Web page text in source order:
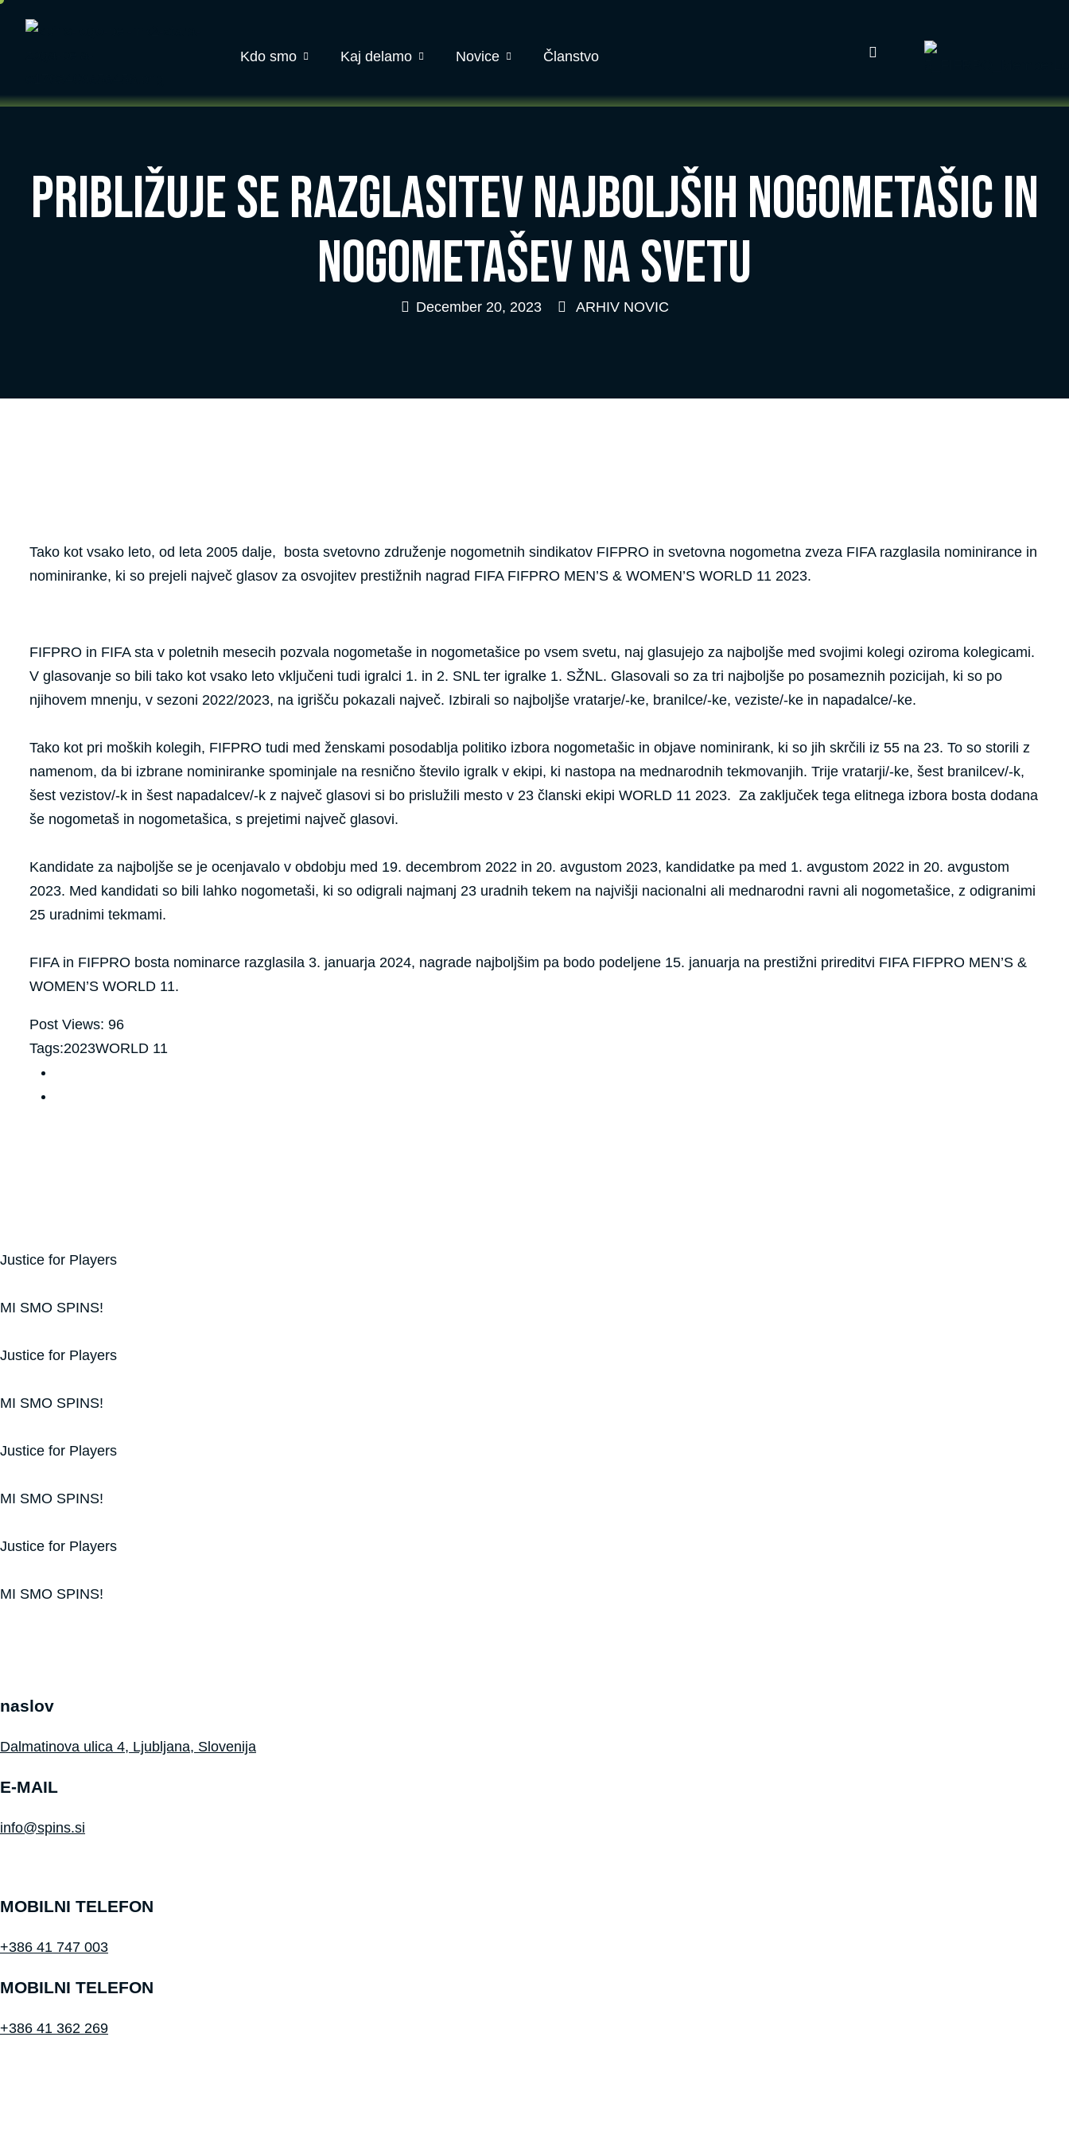
Kdo smo Kaj delamo Novice Članstvo
Približuje se razglasitev najboljših nogometašic in
nogometašev na svetu
December 20, 2023 ARHIV NOVIC
Tako kot vsako leto, od leta 2005 dalje, bosta svetovno združenje nogometnih sindikatov FIFPRO in svetovna nogometna zveza FIFA razglasila nominirance in
nominiranke, ki so prejeli največ glasov za osvojitev prestižnih nagrad FIFA FIFPRO MEN’S & WOMEN’S WORLD 11 2023.
FIFPRO in FIFA sta v poletnih mesecih pozvala nogometaše in nogometašice po vsem svetu, naj glasujejo za najboljše med svojimi kolegi oziroma kolegicami.
V glasovanje so bili tako kot vsako leto vključeni tudi igralci 1. in 2. SNL ter igralke 1. SŽNL. Glasovali so za tri najboljše po posameznih pozicijah, ki so po
njihovem mnenju, v sezoni 2022/2023, na igrišču pokazali največ. Izbirali so najboljše vratarje/-ke, branilce/-ke, veziste/-ke in napadalce/-ke.
Tako kot pri moških kolegih, FIFPRO tudi med ženskami posodablja politiko izbora nogometašic in objave nominirank, ki so jih skrčili iz 55 na 23. To so storili z
namenom, da bi izbrane nominiranke spominjale na resnično število igralk v ekipi, ki nastopa na mednarodnih tekmovanjih. Trije vratarji/-ke, šest branilcev/-k,
šest vezistov/-k in šest napadalcev/-k z največ glasovi si bo prislužili mesto v 23 članski ekipi WORLD 11 2023. Za zaključek tega elitnega izbora bosta dodana
še nogometaš in nogometašica, s prejetimi največ glasovi.
Kandidate za najboljše se je ocenjavalo v obdobju med 19. decembrom 2022 in 20. avgustom 2023, kandidatke pa med 1. avgustom 2022 in 20. avgustom
2023. Med kandidati so bili lahko nogometaši, ki so odigrali najmanj 23 uradnih tekem na najvišji nacionalni ali mednarodni ravni ali nogometašice, z odigranimi
25 uradnimi tekmami.
FIFA in FIFPRO bosta nominarce razglasila 3. januarja 2024, nagrade najboljšim pa bodo podeljene 15. januarja na prestižni prireditvi FIFA FIFPRO MEN’S &
WOMEN’S WORLD 11.
Post Views: 96
Tags:2023WORLD 11
Justice for Players
MI SMO SPINS!
Justice for Players
MI SMO SPINS!
Justice for Players
MI SMO SPINS!
Justice for Players
MI SMO SPINS!
naslov
Dalmatinova ulica 4, Ljubljana, Slovenija
E-MAIL
info@spins.si
MOBILNI TELEFON
+386 41 747 003
MOBILNI TELEFON
+386 41 362 269